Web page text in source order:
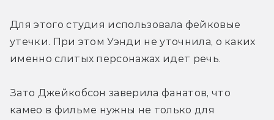
Для этого студия использовала фейковые
утечки. При этом Уэнди не уточнила, о каких
именно слитых персонажах идет речь.
Зато Джейкобсон заверила фанатов, что
камео в фильме нужны не только для